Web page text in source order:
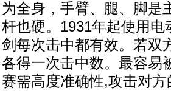
为全身，手臂、腿、脚是
杆也硬。1931年起使用
剑每次击中都有效。若双
各得一次击中数。最容易
赛需高度准确性,攻击对